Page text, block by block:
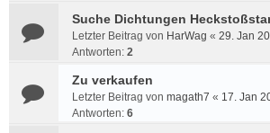
Suche Dichtungen
Letzter Beitrag von HarWag « 29. Jan
Antworten: 2
Zu verkaufen
Letzter Beitrag von magath7 « 17. Jan
Antworten: 6